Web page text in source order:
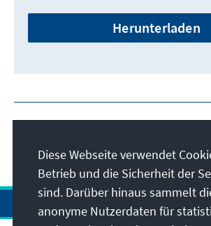
Herunterladen
Diese Webseite verwendet
Betrieb und die Sicherheit der
sind. Darüber hinaus sammelt
anonyme Nutzerdaten für